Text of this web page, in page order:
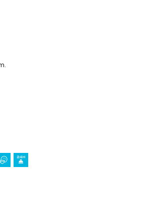
(Aqualandia
à voile (à